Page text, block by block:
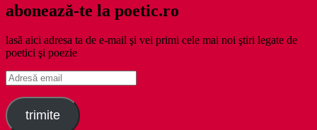
abonează-te la poetic.ro
lasă aici adresa ta de e-mail şi vei primi cele mai noi ştiri legate de
poetici şi poezie
Adresă
email
trimite